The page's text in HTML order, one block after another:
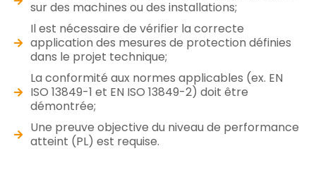
sur des machines ou des installations;
Il est nécessaire de vérifier la correcte
application des mesures de protection définies
dans le projet technique;
La conformité aux normes applicables (ex. EN
ISO 13849-1 et EN ISO 13849-2) doit être
démontrée;
Une preuve objective du niveau de performance
atteint (PL) est requise.